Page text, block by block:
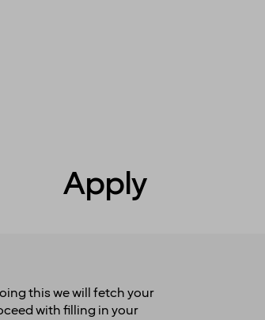
Apply
this we will fetch your
with filling in your